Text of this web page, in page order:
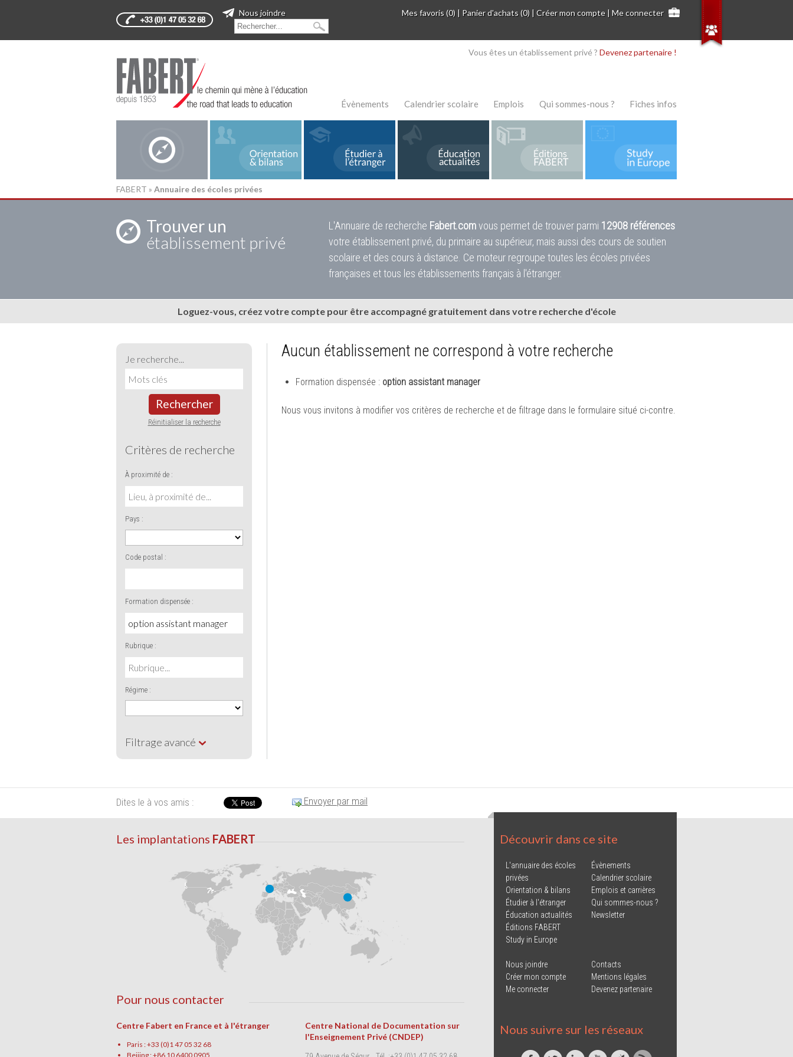
Mes favoris (0) | Panier d'achats (0) |Créer mon compte |Me connecter
Nous joindre
Vous êtes un établissement privé ? Devenez partenaire !
Évènements Calendrier scolaire Emplois Qui sommes-nous ? Fiches infos
FABERT » Annuaire des écoles privées
Trouver un
établissement privé
L'Annuaire de recherche Fabert.comvous permet de trouver parmi 12908 références
votre établissement privé, du primaire au supérieur, mais aussi des cours de soutien
scolaire et des cours à distance. Ce moteur regroupe toutes les écoles privées
françaises et tous les établissements français à l'étranger.
Loguez-vous, créez votre compte pour être accompagné gratuitement dans votre recherche d'école
Je recherche...
Rechercher
Réinitialiser la recherche
Critères de recherche
À proximité de :
Pays :
Code postal :
Formation dispensée :
Rubrique :
Régime :
Filtrage avancé
Aucun établissement ne correspond à votre recherche
Formation dispensée : option assistant manager
Nous vous invitons à modifier vos critères de recherche et de filtrage dans le formulaire situé ci-contre.
Dites le à vos amis : Envoyer par mail
Les implantations FABERT
Pour nous contacter
Centre Fabert en France et à l'étranger
Paris : +33 (0)1 47 05 32 68
Beijing : +86 10 6400 0905
Centre National de Documentation sur
l'Enseignement Privé (CNDEP)
Découvrir dans ce site
L'annuaire des écoles
privées
Orientation & bilans
Étudier à l'étranger
Éducation actualités
Éditions FABERT
Study in Europe
Évènements
Calendrier scolaire
Emplois et carrières
Qui sommes-nous ?
Newsletter
Nous joindre
Créer mon compte
Me connecter
Contacts
Mentions légales
Devenez partenaire
Nous suivre sur les réseaux